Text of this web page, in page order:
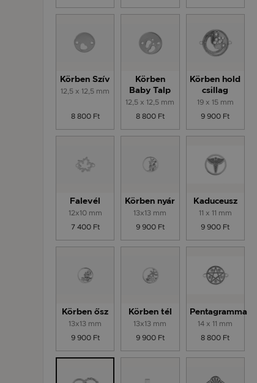
Körben Szív
12,5 x 12,5 mm
8 800 Ft
Körben
Baby Talp
12,5 x 12,5 mm
8 800 Ft
Körben hold
csillag
19 x 15 mm
9 900 Ft
Falevél
12x10 mm
7 400 Ft
Körben nyár
13x13 mm
9 900 Ft
Kaduceusz
11 x 11 mm
9 900 Ft
Körben ősz
13x13 mm
9 900 Ft
Körben tél
13x13 mm
9 900 Ft
Pentagramma
14 x 11 mm
8 800 Ft